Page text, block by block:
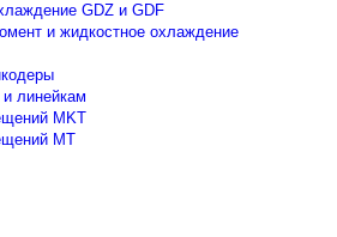
GDZ и GDF
и жидкостное охлаждение
линейкам
MKT
MT